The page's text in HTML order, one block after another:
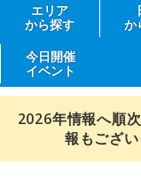
エリア
から探す
か
今日開催
イベント
2026年情報へ順
報もござ